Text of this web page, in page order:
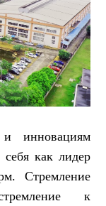
и инновациям
себя как лидер
Стремление
к